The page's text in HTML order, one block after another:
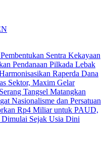
Sentra Kekayaan
Pendanaan Pilkada Lebak
Raperda Dana
Sektor, Maxim Gelar
Tangsel Matangkan
Nasionalisme dan Persatuan
Rp4 Miliar untuk PAUD,
Sejak Usia Dini